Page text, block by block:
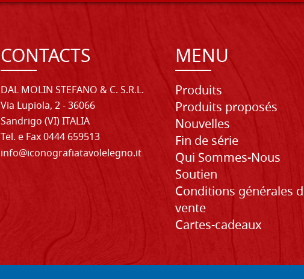
CONTACTS
DAL MOLIN STEFANO & C. S.R.L.
Via Lupiola, 2 - 36066
Sandrigo (VI) ITALIA
Tel. e Fax 0444 659513
info@iconografiatavolelegno.it
MENU
Produits
Produits proposés
Nouvelles
Fin de série
Qui Sommes-Nous
Soutien
Conditions générales
vente
Cartes-cadeaux